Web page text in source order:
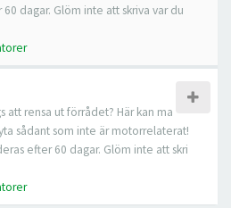
dagar. Glöm inte att skriva var du
att rensa ut förrådet? Här kan ma
sådant som inte är motorrelaterat!
efter 60 dagar. Glöm inte att skri